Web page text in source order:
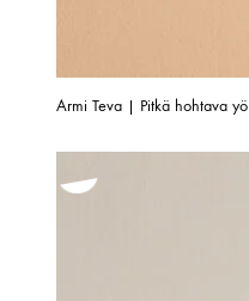
Armi Teva | Pitkä hohtava yö